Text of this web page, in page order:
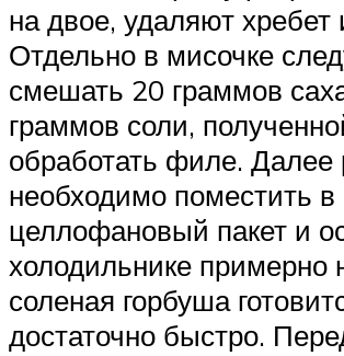
на двое, удаляют хребет
Отдельно в мисочке
смешать 20 граммов
граммов соли,
обработать филе. Далее
необходимо поместить в
целлофановый пакет и
холодильнике примерно
соленая горбуша
достаточно быстро.